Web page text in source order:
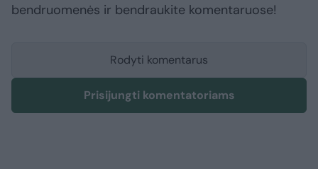
bendruomenės ir bendraukite komentaruose!
Rodyti komentarus
Prisijungti komentatoriams